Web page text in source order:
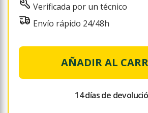
Verificada por un técnico
Envío rápido 24/48h
AÑADIR AL
14 días de